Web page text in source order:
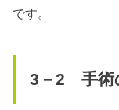
です。
3－2 手術